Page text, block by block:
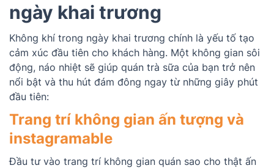
ngày khai trương
Không khí trong ngày khai trương chính là yếu tố tạo
cảm xúc đầu tiên cho khách hàng. Một không gian sôi
động, náo nhiệt sẽ giúp quán trà sữa của bạn trở nên
nổi bật và thu hút đám đông ngay từ những giây phút
đầu tiên:
Trang trí không gian ấn tượng và
instagramable
Đầu tư vào trang trí không gian quán sao cho thật ấn